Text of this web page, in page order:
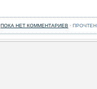
ПОКА НЕТ КОММЕНТАРИЕВ ·